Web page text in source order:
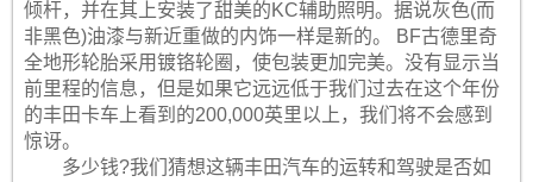
倾杆，并在其上安装了甜美的KC辅助照明。据说灰色(而
非黑色)油漆与新近重做的内饰一样是新的。 BF古德里奇
全地形轮胎采用镀铬轮圈，使包装更加完美。没有显示当
前里程的信息，但是如果它远远低于我们过去在这个年份
的丰田卡车上看到的200,000英里以上，我们将不会感到
惊讶。
多少钱?我们猜想这辆丰田汽车的运转和驾驶是否如